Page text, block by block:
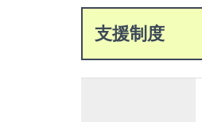
支援制度